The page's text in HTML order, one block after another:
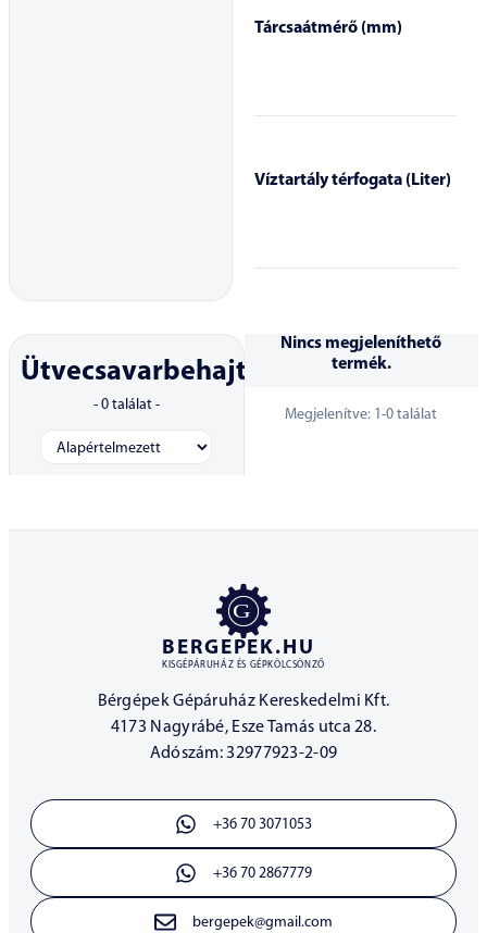
Tárcsaátmérő (mm)
Víztartály térfogata (Liter)
Ütvecsavarbehajtó
- 0találat -
Nincs megjeleníthető
termék.
Megjelenítve: 1-0 találat
BERGEPEK.HU
KISGÉPÁRUHÁZ ÉS GÉPKÖLCSÖNZŐ
Bérgépek Gépáruház Kereskedelmi Kft.
4173 Nagyrábé, Esze Tamás utca 28.
Adószám: 32977923-2-09
+36 70 3071053
+36 70 2867779
bergepek@gmail.com